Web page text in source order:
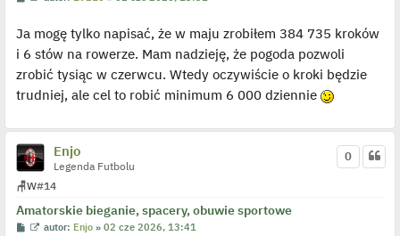
t
w
e
l
p
o
d
y
n
c
z
y
p
o
s
Ja mogę tylko napisać, że w maju zrobiłem 384 735 kroków
i 6 stów na rowerze. Mam nadzieję, że pogoda pozwoli
zrobić tysiąc w czerwcu. Wtedy oczywiście o kroki będzie
trudniej, ale cel to robić minimum 6 000 dziennie
Enjo
Legenda Futbolu
🪑W#14
Amatorskie bieganie, spacery, obuwie sportowe
0
P
W
autor: Enjo »02 cze 2026, 13:41